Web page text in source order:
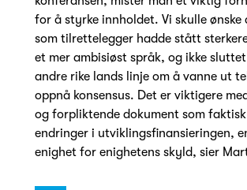
for å styrke innholdet. Vi skulle ønske
som tilrettelegger hadde stått
et mer ambisiøst språk, og ikke
andre rike lands linje om å vanne ut
oppnå konsensus. Det er viktigere
og forpliktende dokument som
endringer i utviklingsfinansieringen,
enighet for enighetens skyld, sier